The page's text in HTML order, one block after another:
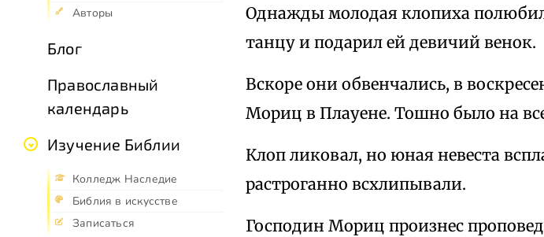
Авторы
Блог
Православный
календарь
Изучение Библии
Колледж Наследие
Библия в искусстве
Записаться
Однажды молодая клопиха
танцу и подарил ей девичий венок.
Вскоре они обвенчались, в
Мориц в Плауене. Тошно было на
Клоп ликовал, но юная невеста
растроганно всхлипывали.
Господин Мориц произнес